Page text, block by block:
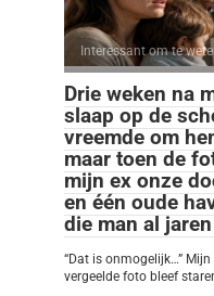
Interessant om te
Drie weken na
slaap op de
vreemde om
maar toen de
mijn ex onze
en één oude
die man al
“Dat is onmogelijk…”
vergeelde foto bleef